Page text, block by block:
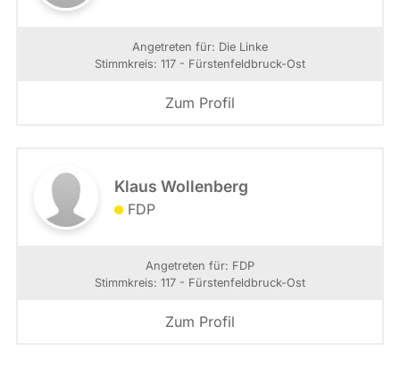
Angetreten für: Die Linke
Stimmkreis: 117 - Fürstenfeldbruck-Ost
Zum Profil
Klaus Wollenberg
FDP
Angetreten für: FDP
Stimmkreis: 117 - Fürstenfeldbruck-Ost
Zum Profil